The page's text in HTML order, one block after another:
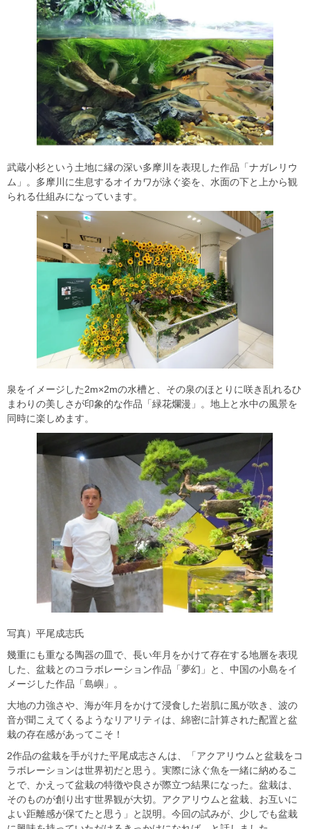
武蔵小杉という土地に縁の深い多摩川を表現した作品「ナガレリウ
ム」。多摩川に生息するオイカワが泳ぐ姿を、水面の下と上から観
られる仕組みになっています。
泉をイメージした2m×2mの水槽と、その泉のほとりに咲き乱れるひ
まわりの美しさが印象的な作品「緑花爛漫」。地上と水中の風景を
同時に楽しめます。
写真）平尾成志氏
幾重にも重なる陶器の皿で、長い年月をかけて存在する地層を表現
した、盆栽とのコラボレーション作品「夢幻」と、中国の小島をイ
メージした作品「島嶼」。
大地の力強さや、海が年月をかけて浸食した岩肌に風が吹き、波の
音が聞こえてくるようなリアリティは、綿密に計算された配置と盆
栽の存在感があってこそ！
2作品の盆栽を手がけた平尾成志さんは、「アクアリウムと盆栽をコ
ラボレーションは世界初だと思う。実際に泳ぐ魚を一緒に納めるこ
とで、かえって盆栽の特徴や良さが際立つ結果になった。盆栽は、
そのものが創り出す世界観が大切。アクアリウムと盆栽、お互いに
よい距離感が保てたと思う」と説明。今回の試みが、少しでも盆栽